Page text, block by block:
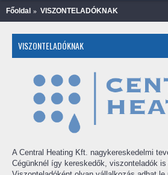
Főoldal VISZONTELADÓKNAK
VISZONTELADÓKNAK
A Central Heating Kft. nagykereskedelmi
Cégünknél így kereskedők, viszonteladók is